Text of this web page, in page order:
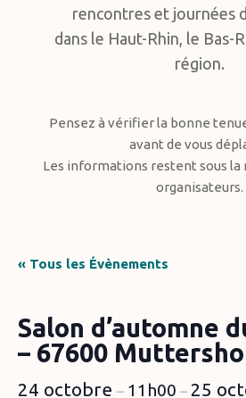
rencontres et journées
dans le Haut-Rhin, le Bas-
région.
Pensez à vérifier la bonne
avant de vous
Les informations restent sous la
organisateurs.
« Tous les Évènements
Salon d’automne
– 67600
24 octobre – 11h00 – 25